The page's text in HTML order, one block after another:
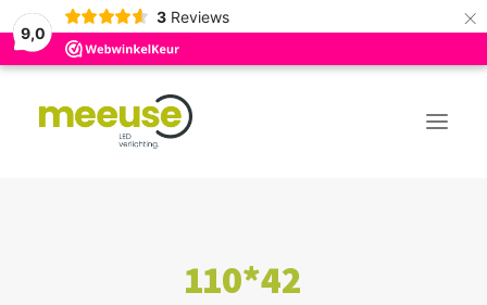
9,0
3 Reviews ×
BUDGET ASSORTIMENT110*42